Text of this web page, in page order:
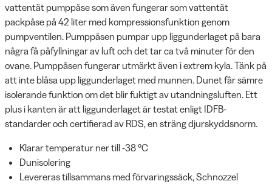
vattentät pumppåse som även fungerar som vattentät
packpåse på 42 liter med kompressionsfunktion genom
pumpventilen. Pumppåsen pumpar upp liggunderlaget på bara
några få påfyllningar av luft och det tar ca två minuter för den
ovane. Pumppåsen fungerar utmärkt även i extrem kyla. Tänk på
att inte blåsa upp liggunderlaget med munnen. Dunet får sämre
isolerande funktion om det blir fuktigt av utandningsluften. Ett
plus i kanten är att liggunderlaget är testat enligt IDFB-
standarder och certifierad av RDS, en sträng djurskyddsnorm.
Klarar temperatur ner till -38 °C
Dunisolering
Levereras tillsammans med förvaringssäck, Schnozzel